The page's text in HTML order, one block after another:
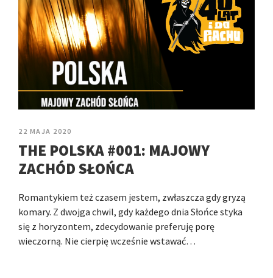
22 MAJA 2020
THE POLSKA #001: MAJOWY
ZACHÓD SŁOŃCA
Romantykiem też czasem jestem, zwłaszcza gdy gryzą
komary. Z dwojga chwil, gdy każdego dnia Słońce styka
się z horyzontem, zdecydowanie preferuję porę
wieczorną. Nie cierpię wcześnie wstawać…